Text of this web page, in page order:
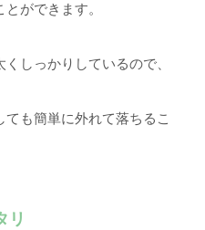
とができます。
しっかりしているので、
も簡単に外れて落ちるこ
リ